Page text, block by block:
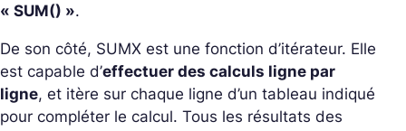
« SUM() ».
De son côté, SUMX est une fonction d’itérateur. Elle
est capable d’effectuer des calculs ligne par
ligne, et itère sur chaque ligne d’un tableau indiqué
pour compléter le calcul. Tous les résultats des